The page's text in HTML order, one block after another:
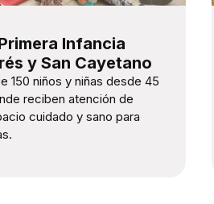
Infancia
y San Cayetano
150 niños y niñas desde 45
reciben atención de
cuidado y sano para